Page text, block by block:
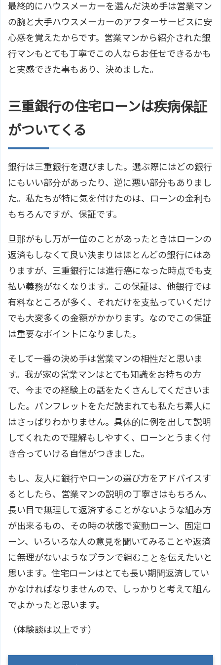
最終的にハウスメーカーを選んだ決め手は営業マン
の腕と大手ハウスメーカーのアフターサービスに安
心感を覚えたからです。営業マンから紹介された銀
行マンもとても丁寧でこの人ならお任せできるかも
と実感できた事もあり、決めました。
三重銀行の住宅ローンは疾病保証
がついてくる
銀行は三重銀行を選びました。選ぶ際にはどの銀行
にもいい部分があったり、逆に悪い部分もありまし
た。私たちが特に気を付けたのは、ローンの金利も
もちろんですが、保証です。
旦那がもし万が一位のことがあったときはローンの
返済もしなくて良い決まりはほとんどの銀行にはあ
りますが、三重銀行には進行癌になった時点でも支
払い義務がなくなります。この保証は、他銀行では
有料なところが多く、それだけを支払っていくだけ
でも大変多くの金額がかかります。なのでこの保証
は重要なポイントになりました。
そして一番の決め手は営業マンの相性だと思いま
す。我が家の営業マンはとても知識をお持ちの方
で、今までの経験上の話をたくさんしてくださいま
した。パンフレットをただ読まれても私たち素人に
はさっぱりわかりません。具体的に例を出して説明
してくれたので理解もしやすく、ローンとうまく付
き合っていける自信がつきました。
もし、友人に銀行やローンの選び方をアドバイスす
るとしたら、営業マンの説明の丁寧さはもちろん、
長い目で無理して返済することがないような組み方
が出来るもの、その時の状態で変動ローン、固定ロ
ーン、いろいろな人の意見を聞いてみることや返済
に無理がないようなプランで組むことを伝えたいと
思います。住宅ローンはとても長い期間返済してい
かなければなりませんので、しっかりと考えて組ん
でよかったと思います。
（体験談は以上です）